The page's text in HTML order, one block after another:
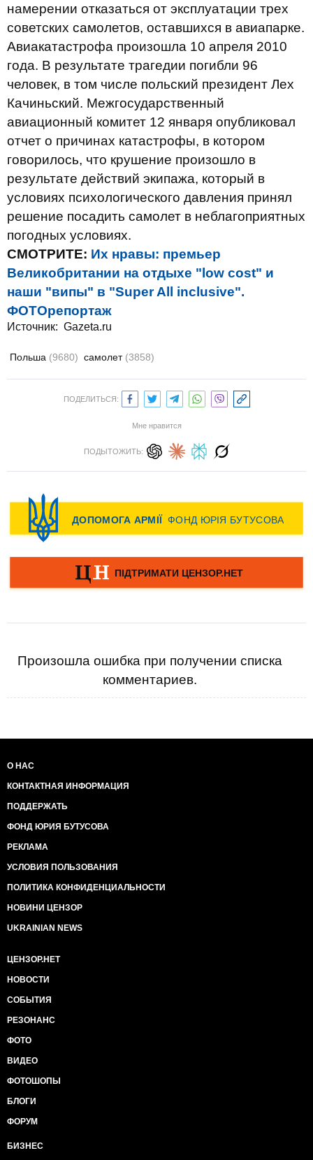
намерении отказаться от эксплуатации трех
советских самолетов, оставшихся в авиапарке.
Авиакатастрофа произошла 10 апреля 2010
года. В результате трагедии погибли 96
человек, в том числе польский президент Лех
Качиньский. Межгосударственный
авиационный комитет 12 января опубликовал
отчет о причинах катастрофы, в котором
говорилось, что крушение произошло в
результате действий экипажа, который в
условиях психологического давления принял
решение посадить самолет в неблагоприятных
погодных условиях.
СМОТРИТЕ: Их нравы: премьер
Великобритании на отдыхе "low cost" и
наши "випы" в "Super All inclusive".
ФОТОрепортаж
Источник: Gazeta.ru
Польша (9680) самолет (3858)
ПОДЕЛИТЬСЯ:
Мне нравится
ПОДЫТОЖИТЬ:
Произошла ошибка при получении списка
комментариев.
О НАС
КОНТАКТНАЯ ИНФОРМАЦИЯ
ПОДДЕРЖАТЬ
ФОНД ЮРИЯ БУТУСОВА
РЕКЛАМА
УСЛОВИЯ ПОЛЬЗОВАНИЯ
ПОЛИТИКА КОНФИДЕНЦИАЛЬНОСТИ
НОВИНИ ЦЕНЗОР
UKRAINIAN NEWS
ЦЕНЗОР.НЕТ
НОВОСТИ
СОБЫТИЯ
РЕЗОНАНС
ФОТО
ВИДЕО
ФОТОШОПЫ
БЛОГИ
ФОРУМ
БИЗНЕС